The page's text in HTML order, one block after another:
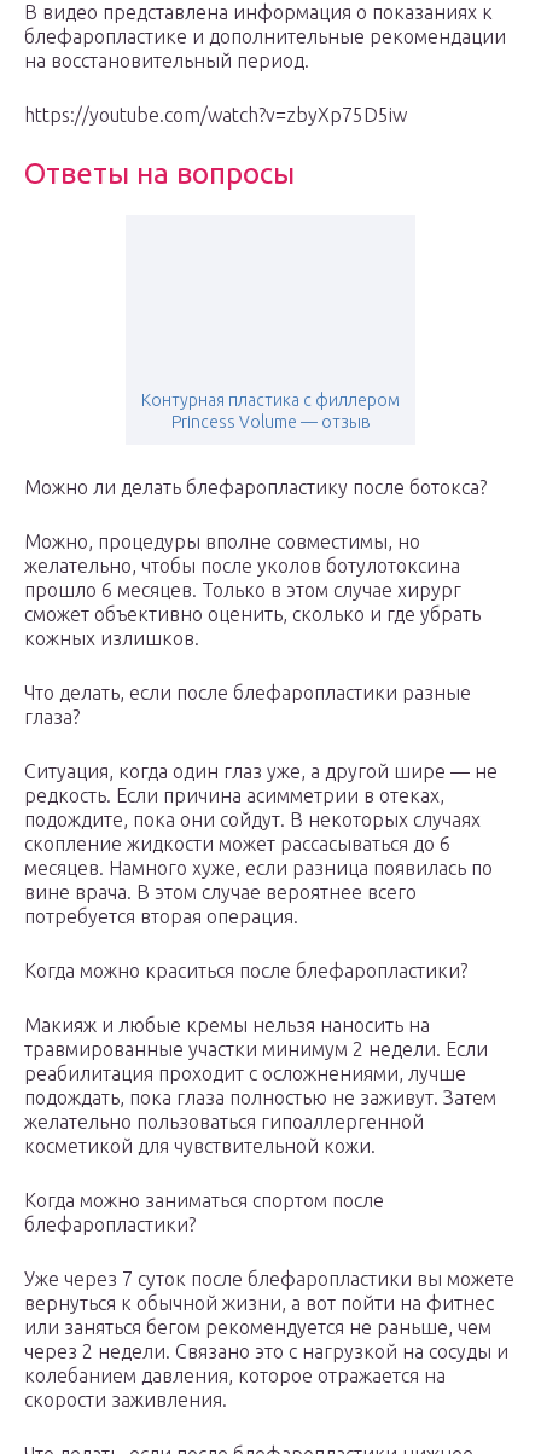
В видео представлена информация о показаниях к
блефаропластике и дополнительные рекомендации
на восстановительный период.
https://youtube.com/watch?v=zbyXp75D5iw
Ответы на вопросы
Контурная пластика с филлером
Princess Volume — отзыв
Можно ли делать блефаропластику после ботокса?
Можно, процедуры вполне совместимы, но
желательно, чтобы после уколов ботулотоксина
прошло 6 месяцев. Только в этом случае хирург
сможет объективно оценить, сколько и где убрать
кожных излишков.
Что делать, если после блефаропластики разные
глаза?
Ситуация, когда один глаз уже, а другой шире — не
редкость. Если причина асимметрии в отеках,
подождите, пока они сойдут. В некоторых случаях
скопление жидкости может рассасываться до 6
месяцев. Намного хуже, если разница появилась по
вине врача. В этом случае вероятнее всего
потребуется вторая операция.
Когда можно краситься после блефаропластики?
Макияж и любые кремы нельзя наносить на
травмированные участки минимум 2 недели. Если
реабилитация проходит с осложнениями, лучше
подождать, пока глаза полностью не заживут. Затем
желательно пользоваться гипоаллергенной
косметикой для чувствительной кожи.
Когда можно заниматься спортом после
блефаропластики?
Уже через 7 суток после блефаропластики вы можете
вернуться к обычной жизни, а вот пойти на фитнес
или заняться бегом рекомендуется не раньше, чем
через 2 недели. Связано это с нагрузкой на сосуды и
колебанием давления, которое отражается на
скорости заживления.